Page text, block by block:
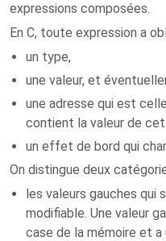
expressions composées.
En C, toute expression a
un type,
une valeur, et
une adresse qui est
contient la valeur de
un effet de bord qui
On distingue deux
les valeurs gauches qui
modifiable. Une valeur
case de la mémoire et a